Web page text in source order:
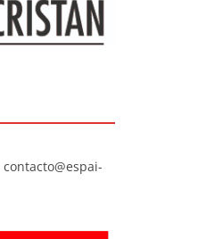
contacto@espai-